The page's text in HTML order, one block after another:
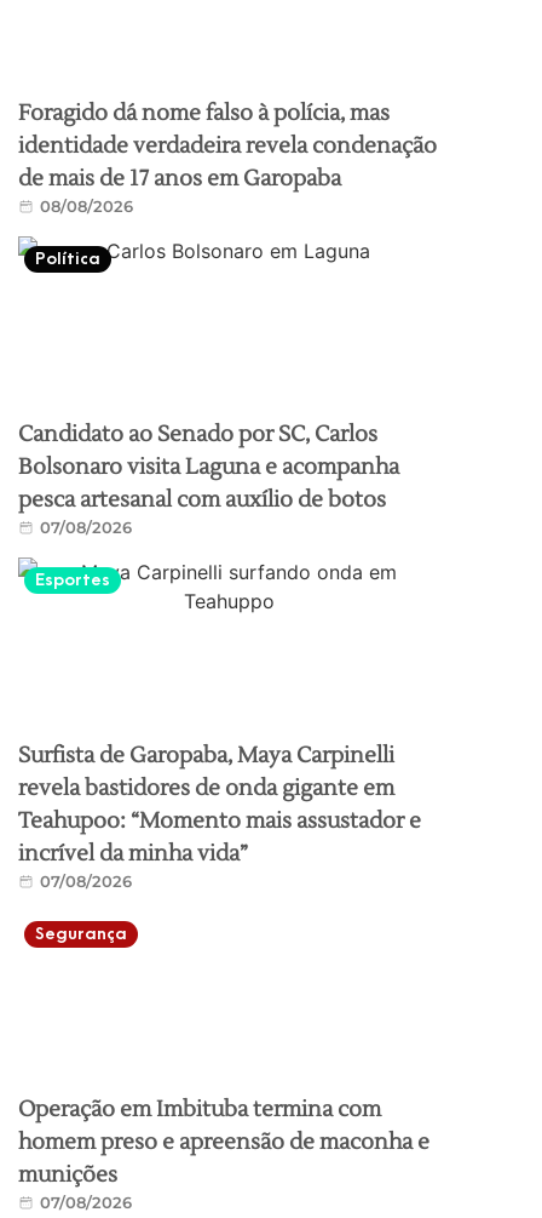
Foragido dá nome falso à polícia, mas
identidade verdadeira revela condenação
de mais de 17 anos em Garopaba
08/08/2026
Política
Candidato ao Senado por SC, Carlos
Bolsonaro visita Laguna e acompanha
pesca artesanal com auxílio de botos
07/08/2026
Esportes
Surfista de Garopaba, Maya Carpinelli
revela bastidores de onda gigante em
Teahupoo: “Momento mais assustador e
incrível da minha vida”
07/08/2026
Segurança
Operação em Imbituba termina com
homem preso e apreensão de maconha e
munições
07/08/2026